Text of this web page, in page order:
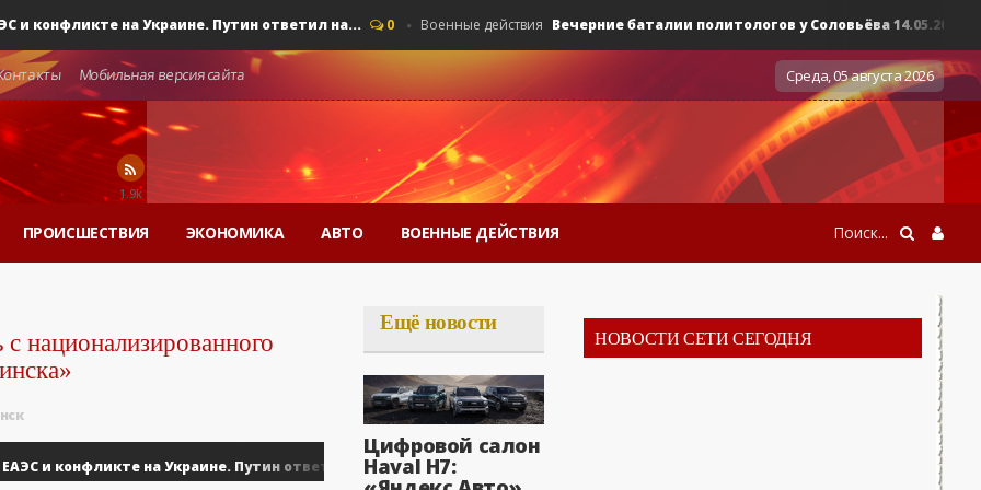
на Украине. Путин ответил на... 0 Военные действия Вечерние баталии политологов у Соловьёва 14.05.2026 -
Среда, 05 августа 2026
Мобильная версия сайта
1.9k
ПРОИСШЕСТВИЯ ЭКОНОМИКА АВТО ВОЕННЫЕ ДЕЙСТВИЯ
национализированного
конфликте на Украине. Путин ответил на... 0 Военные действия Вечерние баталии политологов у Соловьёва 14.05.2026 -
Ещё новости
Цифровой салон
Haval H7:
НОВОСТИ СЕТИ СЕГОДНЯ